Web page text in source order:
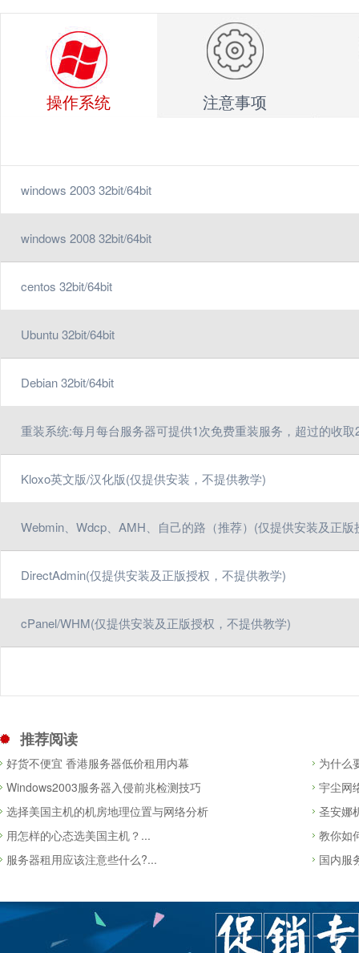
操作系统 注意事项
windows 2003 32bit/64bit
windows 2008 32bit/64bit
centos 32bit/64bit
Ubuntu 32bit/64bit
Debian 32bit/64bit
重装系统:每月每台服务器可提供1次免费重装服务，超过的收取
Kloxo英文版/汉化版(仅提供安装，不提供教学)
Webmin、Wdcp、AMH、自己的路（推荐）(仅提供安装及正
DirectAdmin(仅提供安装及正版授权，不提供教学)
cPanel/WHM(仅提供安装及正版授权，不提供教学)
推荐阅读
好货不便宜 香港服务器低价租用内幕
Windows2003服务器入侵前兆检测技巧
选择美国主机的机房地理位置与网络分析
用怎样的心态选美国主机？...
服务器租用应该注意些什么?...
为什么
宇尘网
圣安娜
教你如
国内服